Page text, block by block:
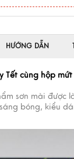
HƯỚNG DẪN
Tết cùng hộp mứt
sơn mài được
bóng, kiểu